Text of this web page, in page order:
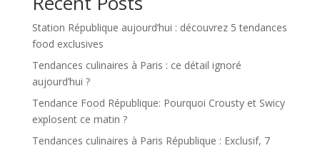
Station République aujourd’hui : découvrez 5 tendances
food exclusives
Tendances culinaires à Paris : ce détail ignoré
aujourd’hui ?
Tendance Food République: Pourquoi Crousty et Swicy
explosent ce matin ?
Tendances culinaires à Paris République : Exclusif, 7